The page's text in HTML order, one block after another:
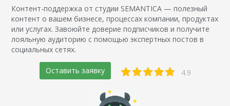
Контент-поддержка от студии SEMANTICA — полезный
контент о вашем бизнесе, процессах компании, продуктах
или услугах. Завоюйте доверие подписчиков и получите
лояльную аудиторию с помощью экспертных постов в
социальных сетях.
Оставить заявку 4.9